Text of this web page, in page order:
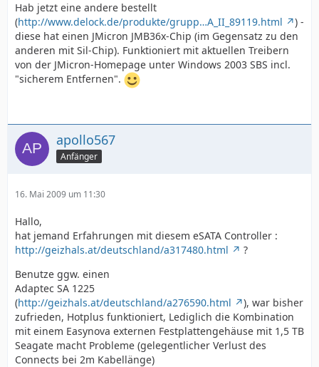
Hab jetzt eine andere bestellt
(http://www.delock.de/produkte/grupp…A_II_89119.html
) -
diese hat einen JMicron JMB36x-Chip (im Gegensatz zu den
anderen mit Sil-Chip). Funktioniert mit aktuellen Treibern
von der JMicron-Homepage unter Windows 2003 SBS incl.
"sicherem Entfernen".
apollo567
Anfänger
16. Mai 2009 um 11:30
Hallo,
hat jemand Erfahrungen mit diesem eSATA Controller :
http://geizhals.at/deutschland/a317480.html
?
Benutze ggw. einen
Adaptec SA 1225
(http://geizhals.at/deutschland/a276590.html
), war bisher
zufrieden, Hotplus funktioniert, Lediglich die Kombination
mit einem Easynova externen Festplattengehäuse mit 1,5 TB
Seagate macht Probleme (gelegentlicher Verlust des
Connects bei 2m Kabellänge)